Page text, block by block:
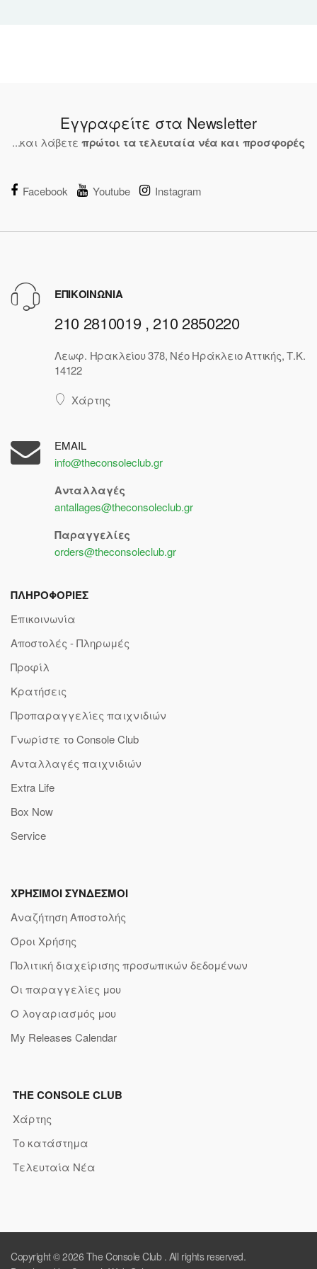
Εγγραφείτε στα Newsletter
...και λάβετε πρώτοι τα τελευταία νέα και προσφορές
Facebook Youtube Instagram
ΕΠΙΚΟΙΝΩΝΙΑ
210 2810019 , 210 2850220
Λεωφ. Ηρακλείου 378, Νέο Ηράκλειο Αττικής, Τ.Κ.
14122
Χάρτης
EMAIL
info@theconsoleclub.gr
Ανταλλαγές
antallages@theconsoleclub.gr
Παραγγελίες
orders@theconsoleclub.gr
ΠΛΗΡΟΦΟΡΙΕΣ
Επικοινωνία
Αποστολές - Πληρωμές
Προφίλ
Κρατήσεις
Προπαραγγελίες παιχνιδιών
Γνωρίστε το Console Club
Ανταλλαγές παιχνιδιών
Extra Life
Box Now
Service
ΧΡΗΣΙΜΟΙ ΣΥΝΔΕΣΜΟΙ
Αναζήτηση Αποστολής
Όροι Χρήσης
Πολιτική διαχείρισης προσωπικών δεδομένων
Οι παραγγελίες μου
Ο λογαριασμός μου
My Releases Calendar
THE CONSOLE CLUB
Χάρτης
Το κατάστημα
Τελευταία Νέα
Copyright © 2026 The Console Club. All rights reserved.